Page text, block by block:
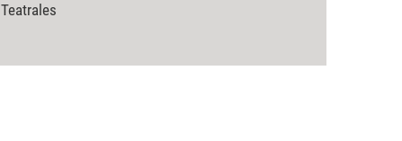
Teatrales